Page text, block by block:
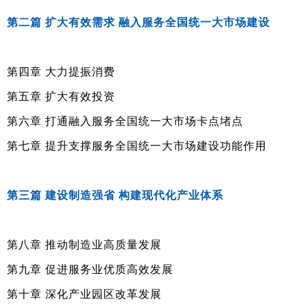
第二篇 扩大有效需求 融入服务全国统一大市场建设
第四章 大力提振消费
第五章 扩大有效投资
第六章 打通融入服务全国统一大市场卡点堵点
第七章 提升支撑服务全国统一大市场建设功能作用
第三篇 建设制造强省 构建现代化产业体系
第八章 推动制造业高质量发展
第九章 促进服务业优质高效发展
第十章 深化产业园区改革发展